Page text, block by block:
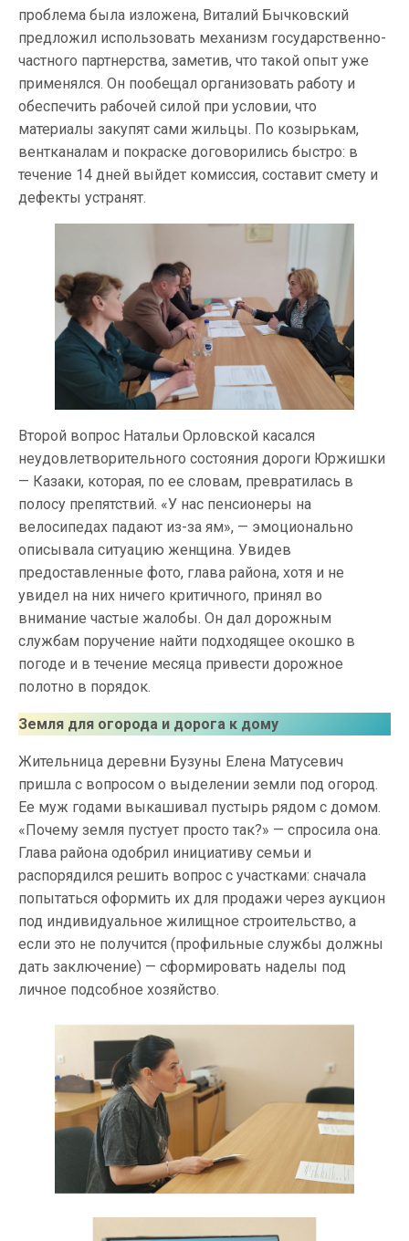
проблема была изложена, Виталий Бычковский
предложил использовать механизм государственно-
частного партнерства, заметив, что такой опыт уже
применялся. Он пообещал организовать работу и
обеспечить рабочей силой при условии, что
материалы закупят сами жильцы. По козырькам,
вентканалам и покраске договорились быстро: в
течение 14 дней выйдет комиссия, составит смету и
дефекты устранят.
Второй вопрос Натальи Орловской касался
неудовлетворительного состояния дороги Юржишки
— Казаки, которая, по ее словам, превратилась в
полосу препятствий. «У нас пенсионеры на
велосипедах падают из-за ям», — эмоционально
описывала ситуацию женщина. Увидев
предоставленные фото, глава района, хотя и не
увидел на них ничего критичного, принял во
внимание частые жалобы. Он дал дорожным
службам поручение найти подходящее окошко в
погоде и в течение месяца привести дорожное
полотно в порядок.
Земля для огорода и дорога к дому
Жительница деревни Бузуны Елена Матусевич
пришла с вопросом о выделении земли под огород.
Ее муж годами выкашивал пустырь рядом с домом.
«Почему земля пустует просто так?» — спросила она.
Глава района одобрил инициативу семьи и
распорядился решить вопрос с участками: сначала
попытаться оформить их для продажи через аукцион
под индивидуальное жилищное строительство, а
если это не получится (профильные службы должны
дать заключение) — сформировать наделы под
личное подсобное хозяйство.